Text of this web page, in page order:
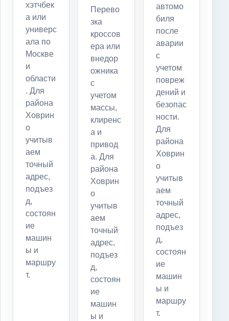
хэтчбек
а или
универс
ала по
Москве
и
области
. Для
района
Ховрин
о
учитыв
аем
точный
адрес,
подъез
д,
состоян
ие
машин
ы и
маршру
т.
Перево
зка
кроссов
ера или
внедор
ожника
с
учетом
массы,
клиренс
а и
привод
а. Для
района
Ховрин
о
учитыв
аем
точный
адрес,
подъез
д,
состоян
ие
машин
ы и
автомо
биля
после
аварии
с
учетом
повреж
дений и
безопас
ности.
Для
района
Ховрин
о
учитыв
аем
точный
адрес,
подъез
д,
состоян
ие
машин
ы и
маршру
т.